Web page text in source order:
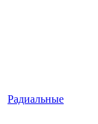
Радиальные